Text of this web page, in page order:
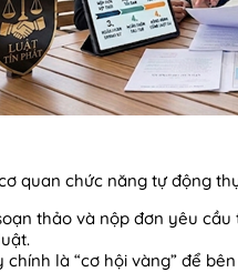
quan chức năng tự động
thảo và nộp đơn yêu
là “cơ hội vàng” để